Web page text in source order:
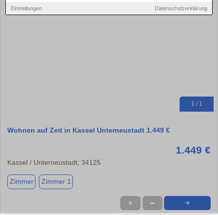
Einstellungen Datenschutzerklärung
1 / 1
Wohnen auf Zeit in Kassel Unterneustadt 1.449 €
1.449 €
Kassel / Unterneustadt, 34125
Zimmer Zimmer 1
★ ➦ ➜